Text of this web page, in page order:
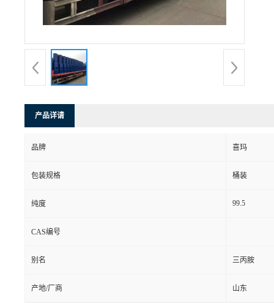
产品详请
品牌 喜玛
包装规格 桶装
纯度 99.5
CAS编号
别名 三丙胺
产地/厂商 山东